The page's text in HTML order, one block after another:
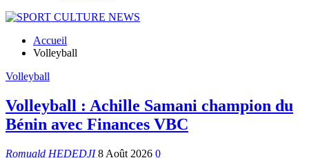
Accueil
Volleyball
Volleyball
Volleyball : Achille Samani champion du
Bénin avec Finances VBC
Romuald HEDEDJI8 Août 2026 0